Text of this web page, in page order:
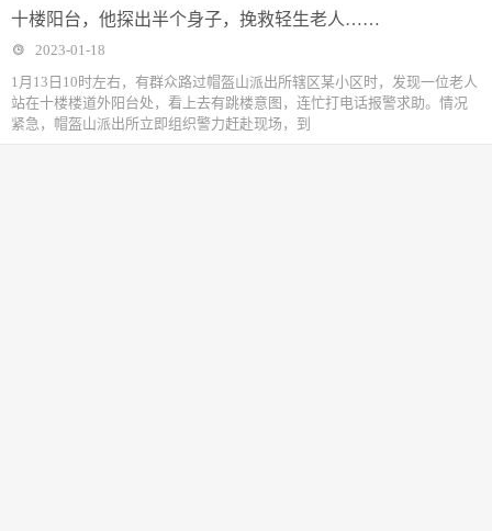
十楼阳台，他探出半个身子，挽救轻生老人……
2023-01-18
1月13日10时左右，有群众路过帽盔山派出所辖区某小区时，发现一位老人
站在十楼楼道外阳台处，看上去有跳楼意图，连忙打电话报警求助。情况
紧急，帽盔山派出所立即组织警力赶赴现场，到